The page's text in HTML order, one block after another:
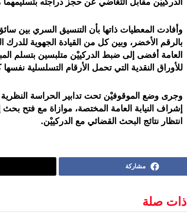
وأفادت المعطيات ذاتها بأن التنسيق السري بين
بالرقم الأخضر، وبين كل من القيادة الجهوية للدرك
العامة أفضى إلى ضبط الدركييْن متلبسين بتسلم
للأوراق النقدية التي تحمل الأرقام التسلسلية نفسها
وجرى وضع الموقوفيْن تحت تدابير الحراسة
إشراف النيابة العامة المختصة، موازاة مع فتح
انتظار نتائج البحث القضائي مع الدركييْن.
مشاركة
ذات صلة